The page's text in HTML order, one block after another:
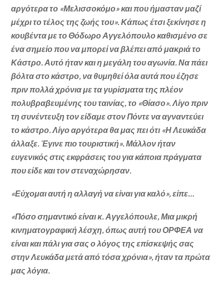
αργότερα το «Μελισσοκόμο» και που ήμασταν μαζί
μέχρι το τέλος της ζωής του». Κάπως έτσι ξεκίνησε η
κουβέντα με το Θόδωρο Αγγελόπουλο καθισμένο σε
ένα σημείο που να μπορεί να βλέπει από μακριά το
Κάστρο. Αυτό ήταν και η μεγάλη του αγωνία. Να πάει
βόλτα στο κάστρο, να θυμηθεί όλα αυτά που έζησε
πριν πολλά χρόνια με τα γυρίσματα της πλέον
πολυβραβευμένης του ταινίας, το «Θίασο». Λίγο πριν
τη συνέντευξη τον είδαμε στον Πόντε να αγναντεύει
το κάστρο. Λίγο αργότερα θα μας πει ότι «Η Λευκάδα
άλλαξε. Έγινε πιο τουριστική». Μάλλον ήταν
ευγενικός στις εκφράσεις του για κάποια πράγματα
που είδε και τον στεναχώρησαν.
«Εύχομαι αυτή η αλλαγή να είναι για καλό», είπε…
«Πόσο σημαντικό είναι κ. Αγγελόπουλε, Μια μικρή
κινηματογραφική λέσχη, όπως αυτή του ΟΡΦΕΑ να
είναι και πάλι για σας ο λόγος της επίσκεψής σας
στην Λευκάδα μετά από τόσα χρόνια», ήταν τα πρώτα
μας λόγια.